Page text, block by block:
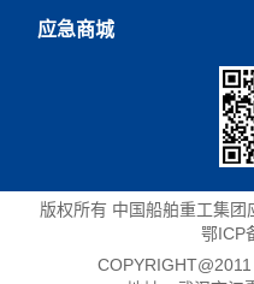
应急商城
版权所有 中国船舶重工集
鄂ICP